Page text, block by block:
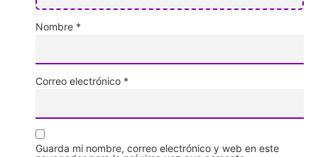
Nombre *
Correo electrónico *
Guarda mi nombre, correo electrónico y web en este